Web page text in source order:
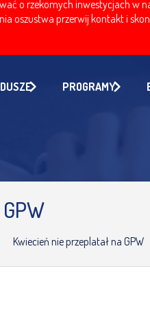
o rzekomych inwestycjach w
oszustwa przerwij kontakt i
PROGRAMY
Kwiecień nie przeplatał na GPW